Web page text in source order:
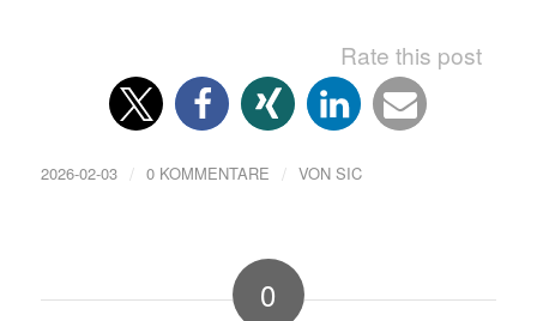
Rate this post
2026-02-03 / 0 KOMMENTARE / VON SIC
0